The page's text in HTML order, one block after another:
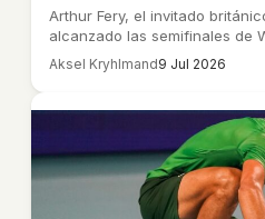
Arthur Fery, el invitado
alcanzado las semifinales de
Aksel Kryhlmand9 Jul 2026